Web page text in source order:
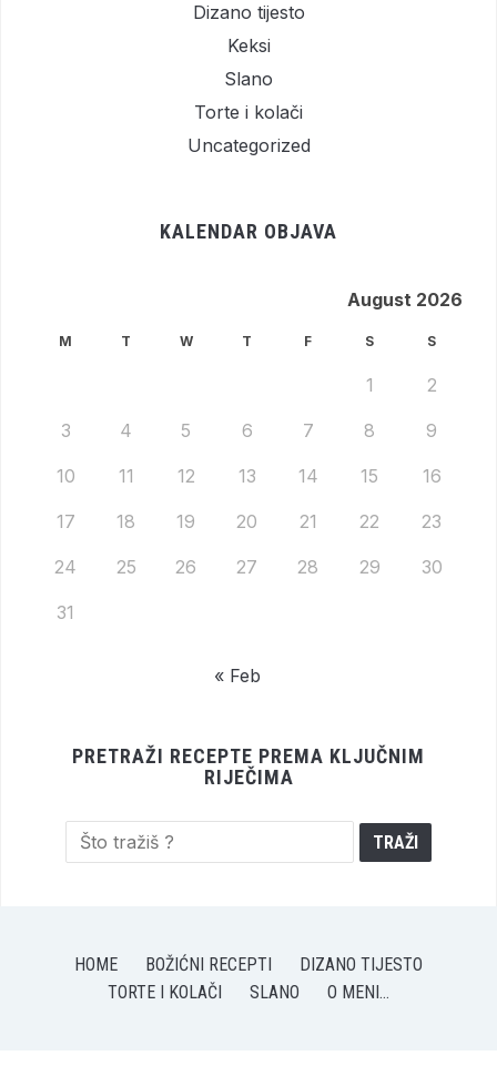
Dizano tijesto
Keksi
Slano
Torte i kolači
Uncategorized
KALENDAR OBJAVA
August 2026
M T W T F S S
1 2
3 4 5 6 7 8 9
10 11 12 13 14 15 16
17 18 19 20 21 22 23
24 25 26 27 28 29 30
31
« Feb
PRETRAŽI RECEPTE PREMA KLJUČNIM
RIJEČIMA
HOME BOŽIĆNI RECEPTI
DIZANO TIJESTO
TORTE I KOLAČI
SLANO O MENI…